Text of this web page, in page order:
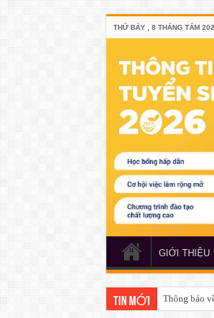
THỨ BẢY , 8 THÁNG TÁM
GIỚI THIỆU
TIN MỚI Thông báo